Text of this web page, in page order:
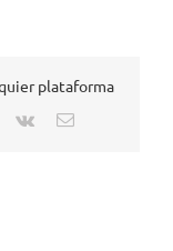
plataforma
Pinterest
Vk
Correo